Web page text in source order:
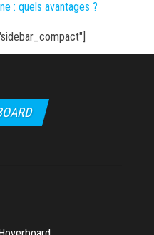
: quels avantages ?